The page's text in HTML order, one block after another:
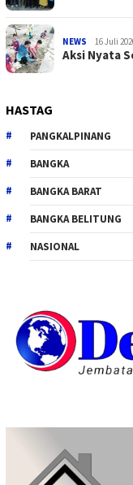
NEWS 16 Juli
Aksi Nyata
HASTAG
PANGKALPINANG
BANGKA
BANGKA BARAT
BANGKA BELITUNG
NASIONAL